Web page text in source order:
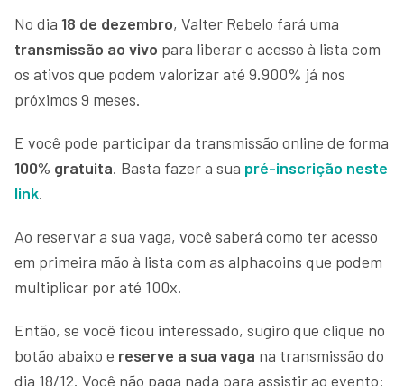
No dia 18 de dezembro, Valter Rebelo fará uma
transmissão ao vivo para liberar o acesso à lista com
os ativos que podem valorizar até 9.900% já nos
próximos 9 meses.
E você pode participar da transmissão online de forma
100% gratuita. Basta fazer a sua pré-inscrição neste
link.
Ao reservar a sua vaga, você saberá como ter acesso
em primeira mão à lista com as alphacoins que podem
multiplicar por até 100x.
Então, se você ficou interessado, sugiro que clique no
botão abaixo e reserve a sua vaga na transmissão do
dia 18/12. Você não paga nada para assistir ao evento: